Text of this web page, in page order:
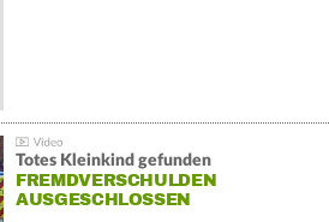
Totes Kleinkind gefunden
FREMDVERSCHULDEN
AUSGESCHLOSSEN